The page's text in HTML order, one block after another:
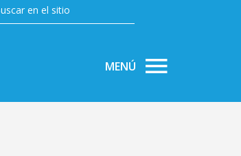
ÁREA TÉCNICA NOTICIAS